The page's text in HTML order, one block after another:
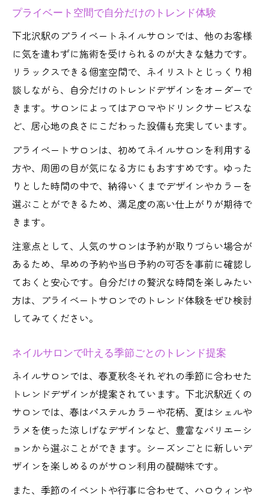
プライベート空間で自分だけのトレンド体験
下北沢駅のプライベートネイルサロンでは、他のお客様
に気を遣わずに施術を受けられるのが大きな魅力です。
リラックスできる個室空間で、ネイリストとじっくり相
談しながら、自分だけのトレンドデザインをオーダーで
きます。サロンによってはアロマやドリンクサービスな
ど、居心地の良さにこだわった設備も充実しています。
プライベートサロンは、初めてネイルサロンを利用する
方や、周囲の目が気になる方にもおすすめです。ゆった
りとした時間の中で、納得いくまでデザインやカラーを
選ぶことができるため、満足度の高い仕上がりが期待で
きます。
注意点として、人気のサロンは予約が取りづらい場合が
あるため、早めの予約や当日予約の可否を事前に確認し
ておくと安心です。自分だけの贅沢な時間を楽しみたい
方は、プライベートサロンでのトレンド体験をぜひ検討
してみてください。
ネイルサロンで叶える季節ごとのトレンド提案
ネイルサロンでは、春夏秋冬それぞれの季節に合わせた
トレンドデザインが提案されています。下北沢駅近くの
サロンでは、春はパステルカラーや花柄、夏はシェルや
ラメを使った涼しげなデザインなど、豊富なバリエーシ
ョンから選ぶことができます。シーズンごとに新しいデ
ザインを楽しめるのがサロン利用の醍醐味です。
また、季節のイベントや行事に合わせて、ハロウィンや